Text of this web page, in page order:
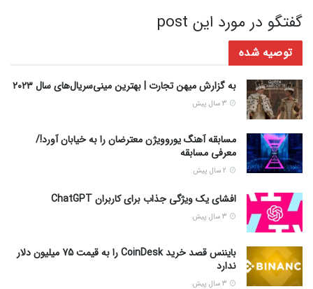
گفتگو در مورد این post
توصیه شده
به گزارش میهن تجارت | بهترین مینی‌سریال‌های سال ۲۰۲۳
مسابقه آهنگ یوروویژن معترضان را به خیابان آورد!/
معرفی مسابقه
افشای یک ویژگی جذاب برای کاربران ChatGPT
بایننس قصد خرید CoinDesk را به قیمت 75 میلیون دلار
ندارد